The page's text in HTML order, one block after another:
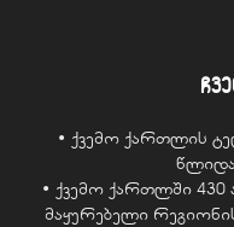
• ქვემო ქართლის
• ქვემო ქართლში 430
მაყურებელი